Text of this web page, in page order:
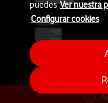
puedesVer nuestra
Configurar cookies